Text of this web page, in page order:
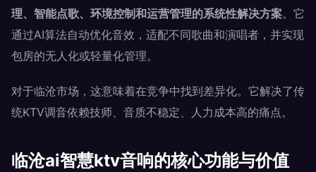
理、智能点歌、环境控制和运营管理的系统性解决方案。它
通过AI算法自动优化音效，适配不同歌曲和演唱者，并实现
包房的无人化或轻量化管理。
对于临沧市场，这意味着在竞争中找到差异化。它解决了传
统KTV调音依赖技师、音质不稳定、人力成本高的痛点。
临沧ai智慧ktv音响的核心功能与价值